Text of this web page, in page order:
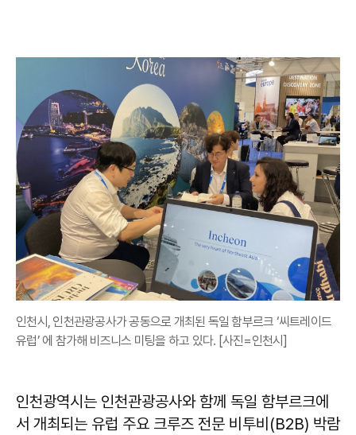
인천시, 인천관광공사가 공동으로 개최된 독일 함부르크 ‘씨트레이드
유럽’ 에 참가해 비즈니스 미팅을 하고 있다. [사진=인천시]
인천광역시는 인천관광공사와 함께 독일 함부르크에
서 개최되는 유럽 주요 크루즈 전문 비투비(B2B) 박람